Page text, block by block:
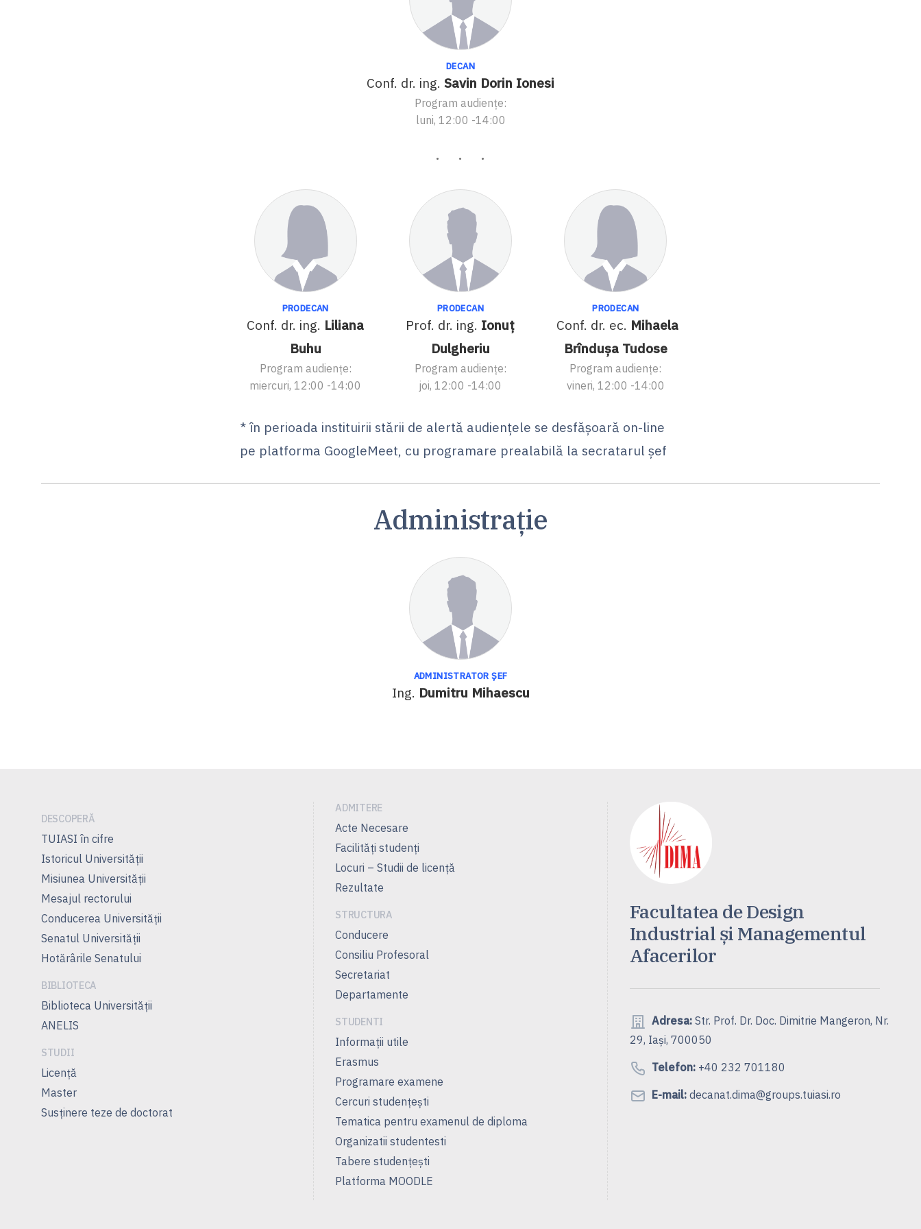
DECAN
Conf. dr. ing. Savin Dorin Ionesi
Program audiențe:
luni, 12:00 -14:00
PRODECAN
Conf. dr. ing. Liliana
Buhu
Program audiențe:
miercuri, 12:00 -14:00
PRODECAN
Prof. dr. ing. Ionuț
Dulgheriu
Program audiențe:
joi, 12:00 -14:00
PRODECAN
Conf. dr. ec. Mihaela
Brîndușa Tudose
Program audiențe:
vineri, 12:00 -14:00
* în perioada instituirii stării de alertă audiențele se desfășoară on-line
pe platforma GoogleMeet, cu programare prealabilă la secratarul șef
Administrație
ADMINISTRATOR ŞEF
Ing. Dumitru Mihaescu
DESCOPERĂ
TUIASI în cifre
Istoricul Universităţii
Misiunea Universităţii
Mesajul rectorului
Conducerea Universităţii
Senatul Universității
Hotărârile Senatului
BIBLIOTECA
Biblioteca Universității
ANELIS
STUDII
Licenţă
Master
Susţinere teze de doctorat
ADMITERE
Acte Necesare
Facilităţi studenţi
Locuri – Studii de licenţă
Rezultate
STRUCTURA
Conducere
Consiliu Profesoral
Secretariat
Departamente
STUDENTI
Informații utile
Erasmus
Programare examene
Cercuri studenţeşti
Tematica pentru examenul de diploma
Organizatii studentesti
Tabere studențești
Platforma MOODLE
Facultatea de Design
Industrial și Managementul
Afacerilor
Adresa:Str. Prof. Dr. Doc. Dimitrie Mangeron, Nr.
29, Iași, 700050
Telefon:+40 232 701180
E-mail:decanat.dima@groups.tuiasi.ro